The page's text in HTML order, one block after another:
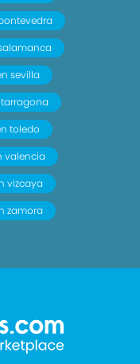
sevilla
toledo
valencia
vizcaya
zamora